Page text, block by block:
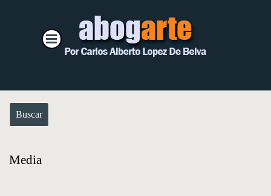
Saltar menú
Buscar
Media